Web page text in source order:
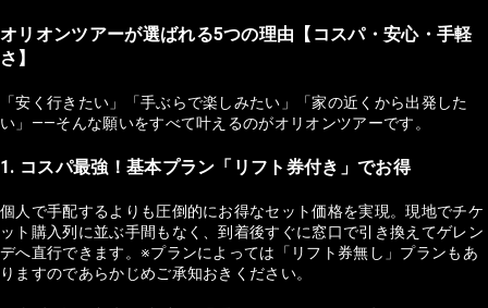
オリオンツアーが選ばれる5つの理由【コスパ・安心・手軽
さ】
「安く行きたい」「手ぶらで楽しみたい」「家の近くから出発した
い」——そんな願いをすべて叶えるのがオリオンツアーです。
1. コスパ最強！基本プラン「リフト券付き」でお得
個人で手配するよりも圧倒的にお得なセット価格を実現。現地でチケ
ット購入列に並ぶ手間もなく、到着後すぐに窓口で引き換えてゲレン
デへ直行できます。※プランによっては「リフト券無し」プランもあ
りますのであらかじめご承知おきください。